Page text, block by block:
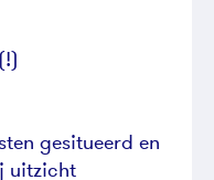
gesitueerd en
uitzicht